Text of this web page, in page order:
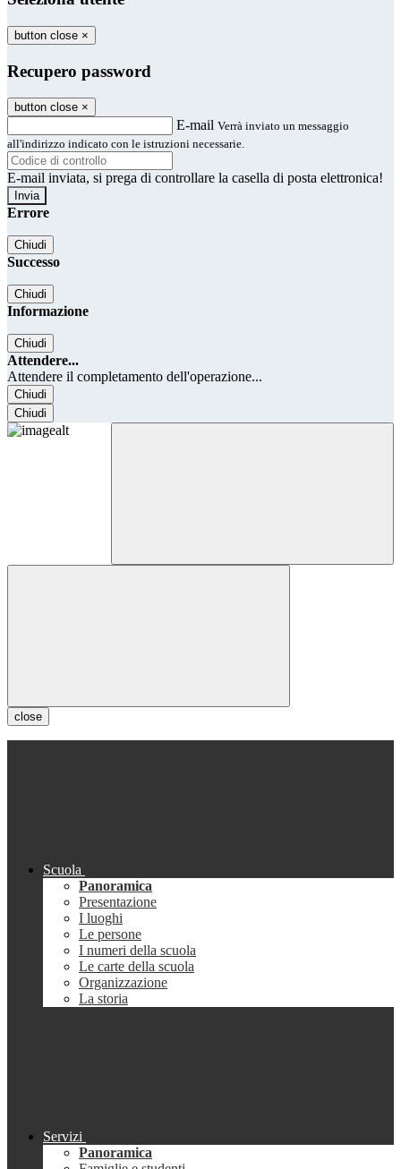
button close ×
Recupero password
button close ×
E-mail Verrà inviato un messaggio
all'indirizzo indicato con le istruzioni necessarie.
E-mail inviata, si prega di controllare la casella di posta elettronica!
Errore
Chiudi
Successo
Chiudi
Informazione
Chiudi
Attendere...
Attendere il completamento dell'operazione...
Chiudi
Chiudi
close
Scuola
Panoramica
Presentazione
I luoghi
Le persone
I numeri della scuola
Le carte della scuola
Organizzazione
La storia
Servizi
Panoramica